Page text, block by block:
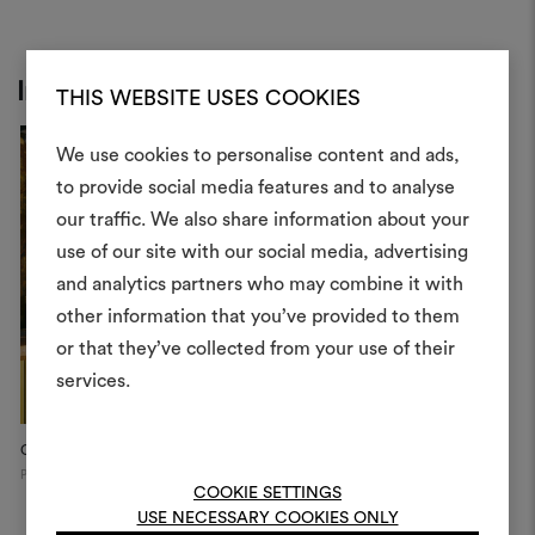
THIS WEBSITE USES COOKIES
We use cookies to personalise content and ads,
to provide social media features and to analyse
our traffic. We also share information about your
use of our site with our social media, advertising
and analytics partners who may combine it with
other information that you’ve provided to them
or that they’ve collected from your use of their
services.
COOKIE SETTINGS
USE NECESSARY COOKIES ONLY
Inspiration
Casa Newton, Pienza
Pienza
Créer
Un instrument interactif
à vos idées et les partager,
des matériaux et des